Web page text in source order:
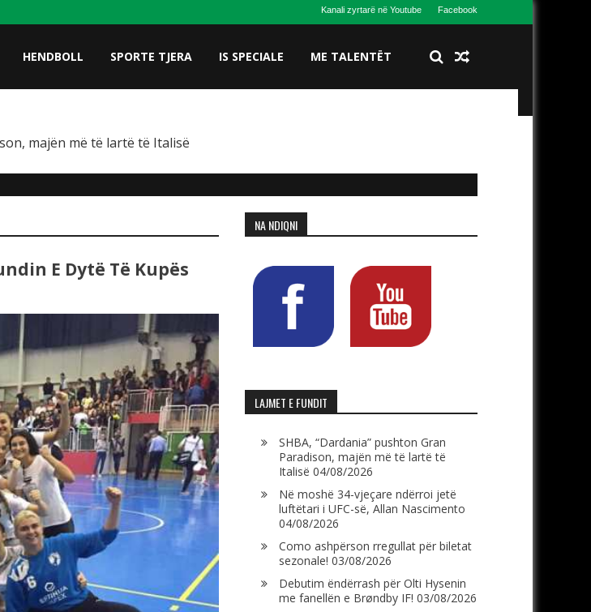
Kanali zyrtarë në Youtube Facebook
HENDBOLL SPORTE TJERA IS SPECIALE ME TALENTËT
majën më të lartë të Italisë
E Dytë Të Kupës
NA NDIQNI
LAJMET E FUNDIT
SHBA, “Dardania” pushton Gran
Paradison, majën më të lartë të
Italisë 04/08/2026
Në moshë 34-vjeçare ndërroi jetë
luftëtari i UFC-së, Allan Nascimento
04/08/2026
Como ashpërson rregullat për biletat
sezonale! 03/08/2026
Debutim ëndërrash për Olti Hysenin
me fanellën e Brøndby IF! 03/08/2026